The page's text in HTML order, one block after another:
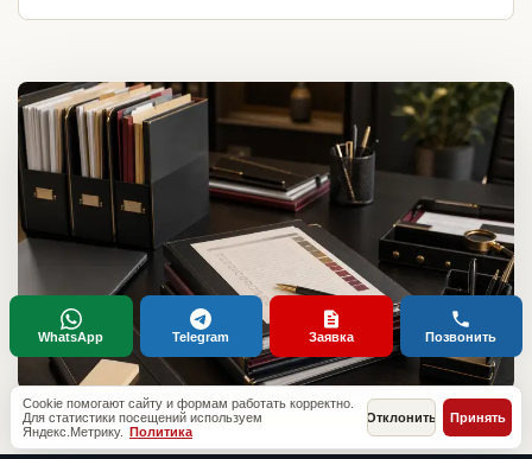
Cookie помогают сайту и формам работать корректно.
Для статистики посещений используем
Яндекс.Метрику. Политика
Отклонить Принять
WhatsApp Telegram Заявка Позвонить